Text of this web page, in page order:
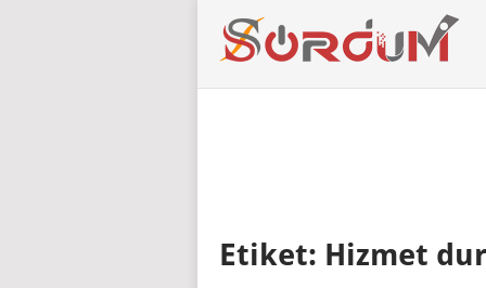
Etiket: Hizmet